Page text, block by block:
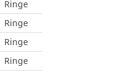
Ringe
Ringe
Ringe
Ringe